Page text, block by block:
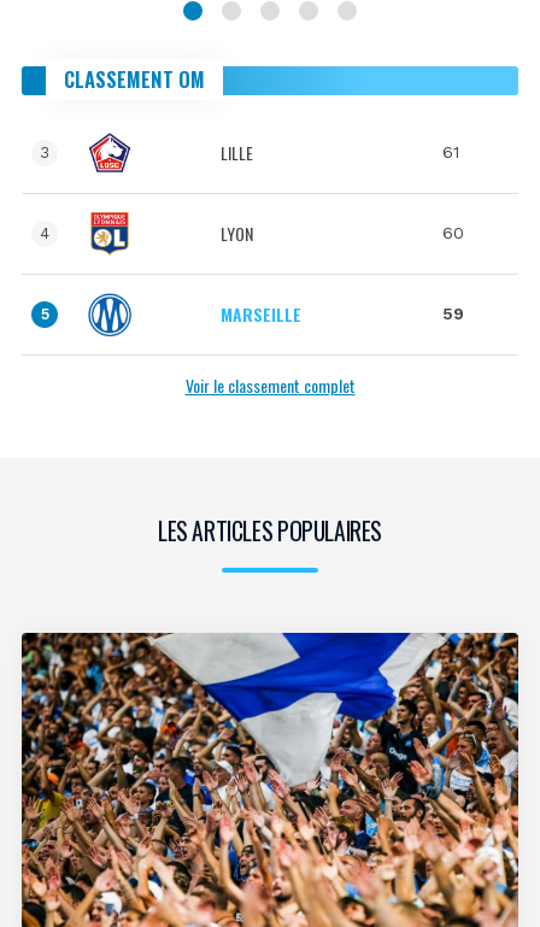
CLASSEMENT OM
3 LILLE 61
4 LYON 60
5 MARSEILLE 59
Voir le classement complet
LES ARTICLES POPULAIRES